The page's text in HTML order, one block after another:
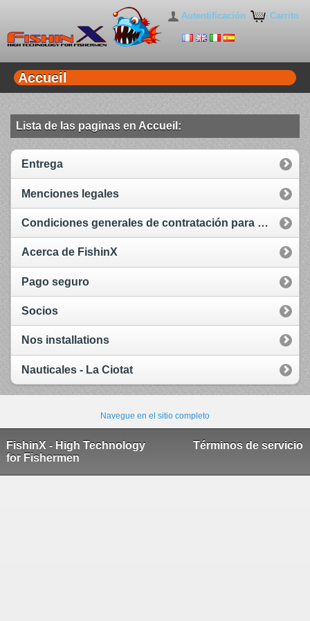
Carrito
Autentificación
Accueil
Lista de las paginas en Accueil:
Entrega
Menciones legales
Condiciones generales de contratación para venta
Acerca de FishinX
Pago seguro
Socios
Nos installations
Nauticales - La Ciotat
Navegue en el sitio completo
FishinX - High Technology
for Fishermen
Términos de servicio